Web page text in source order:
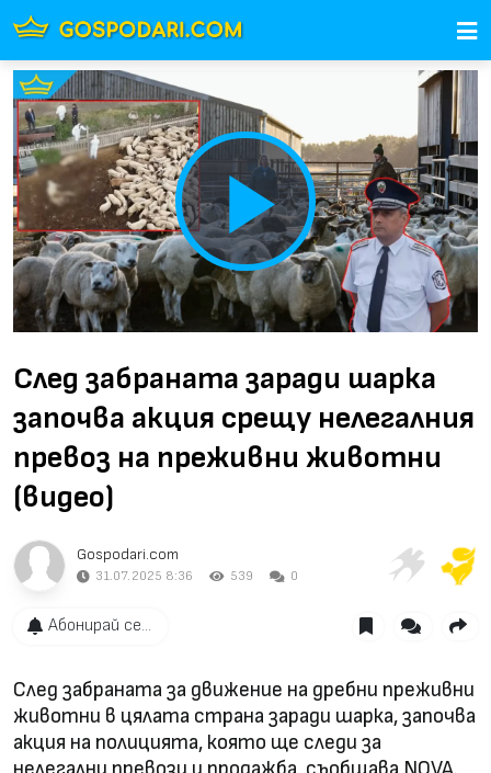
Play
Video
След забраната заради шарка
започва акция срещу нелегалния
превоз на преживни животни
(видео)
Gospodari.com
31.07.2025 8:36 539 0
Абонирай се...
След забраната за движение на дребни преживни
животни в цялата страна заради шарка, започва
акция на полицията, която ще следи за